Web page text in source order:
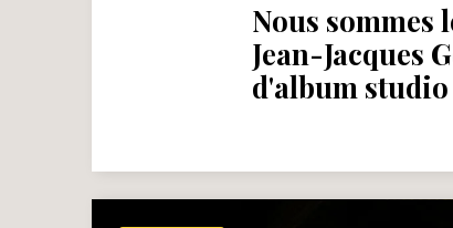
Nous sommes
Jean-Jacques
d'album studio